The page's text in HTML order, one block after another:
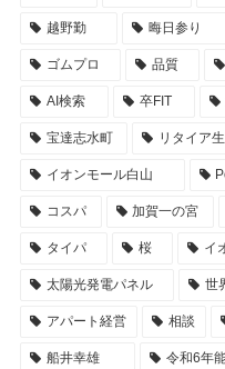
越野勤 晦日参り
ゴムプロ 品質
AI検索 卒FIT
宝達志水町 リタイア
イオンモール白山
コスパ 加賀一の宮
タイパ 桜 イ
太陽光発電パネル 世
アパート経営 相談
船井幸雄 令和6年